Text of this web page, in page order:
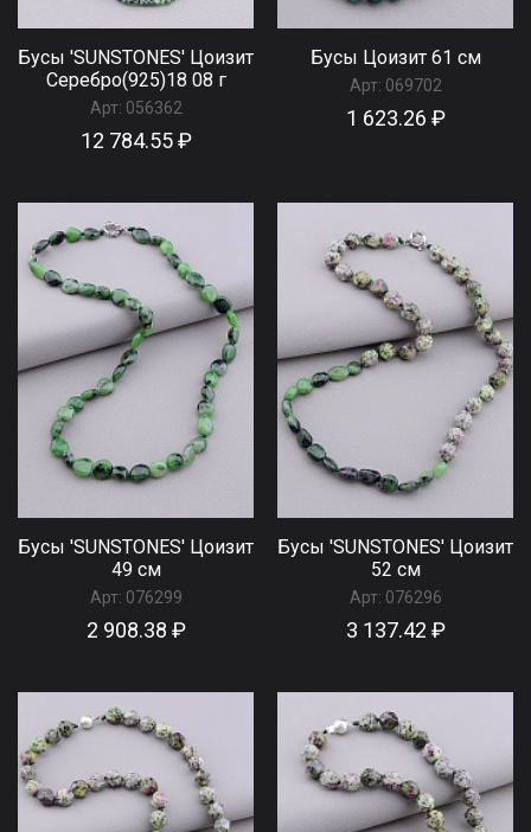
Бусы 'SUNSTONES' Цоизит
Серебро(925)18 08 г
Арт: 056362
12 784.55 ₽
Бусы Цоизит 61 см
Арт: 069702
1 623.26 ₽
Бусы 'SUNSTONES' Цоизит
49 см
Арт: 076299
2 908.38 ₽
Бусы 'SUNSTONES' Цоизит
52 см
Арт: 076296
3 137.42 ₽